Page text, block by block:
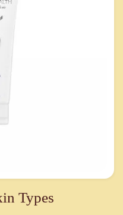
Types